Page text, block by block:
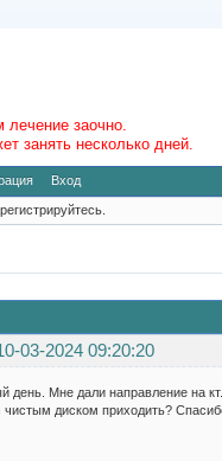
заочно.
занять несколько дней.
Вход
03-2024 09:20:20
день. Мне дали направление на
чистым диском приходить?